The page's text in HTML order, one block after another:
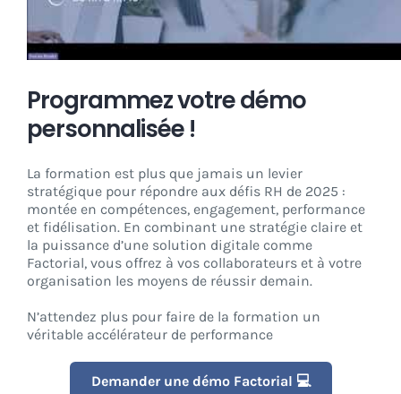
Programmez votre démo
personnalisée !
La formation est plus que jamais un levier
stratégique pour répondre aux défis RH de 2025 :
montée en compétences, engagement, performance
et fidélisation. En combinant une stratégie claire et
la puissance d’une solution digitale comme
Factorial, vous offrez à vos collaborateurs et à votre
organisation les moyens de réussir demain.
N’attendez plus pour faire de la formation un
véritable accélérateur de performance
Demander une démo Factorial 💻